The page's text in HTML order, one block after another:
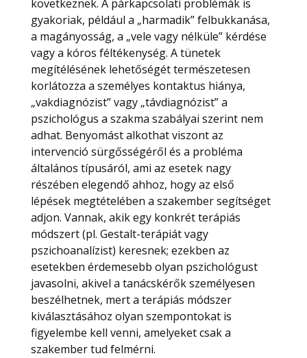
következnek. A párkapcsolati problémák is
gyakoriak, például a „harmadik” felbukkanása,
a magányosság, a „vele vagy nélküle” kérdése
vagy a kóros féltékenység. A tünetek
megítélésének lehetőségét természetesen
korlátozza a személyes kontaktus hiánya,
„vakdiagnózist” vagy „távdiagnózist” a
pszichológus a szakma szabályai szerint nem
adhat. Benyomást alkothat viszont az
intervenció sürgősségéről és a probléma
általános típusáról, ami az esetek nagy
részében elegendő ahhoz, hogy az első
lépések megtételében a szakember segítséget
adjon. Vannak, akik egy konkrét terápiás
módszert (pl. Gestalt-terápiát vagy
pszichoanalízist) keresnek; ezekben az
esetekben érdemesebb olyan pszichológust
javasolni, akivel a tanácskérők személyesen
beszélhetnek, mert a terápiás módszer
kiválasztásához olyan szempontokat is
figyelembe kell venni, amelyeket csak a
szakember tud felmérni.